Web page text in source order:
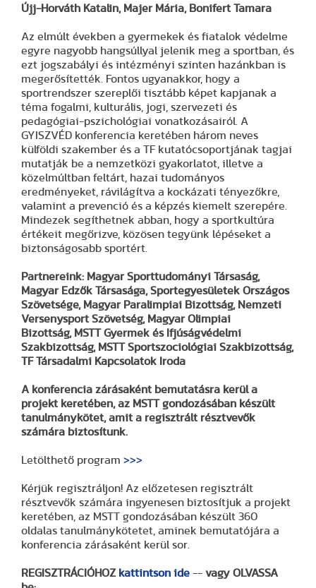
Újj-Horváth Katalin, Majer Mária, Bonifert Tamara
Az elmúlt években a gyermekek és fiatalok védelme
egyre nagyobb hangsúllyal jelenik meg a sportban, és
ezt jogszabályi és intézményi szinten hazánkban is
megerősítették. Fontos ugyanakkor, hogy a
sportrendszer szereplői tisztább képet kapjanak a
téma fogalmi, kulturális, jogi, szervezeti és
pedagógiai-pszichológiai vonatkozásairól. A
GYISZVÉD konferencia keretében három neves
külföldi szakember és a TF kutatócsoportjának tagjai
mutatják be a nemzetközi gyakorlatot, illetve a
közelmúltban feltárt, hazai tudományos
eredményeket, rávilágítva a kockázati tényezőkre,
valamint a prevenció és a képzés kiemelt szerepére.
Mindezek segíthetnek abban, hogy a sportkultúra
értékeit megőrizve, közösen tegyünk lépéseket a
biztonságosabb sportért.
Partnereink: Magyar Sporttudományi Társaság,
Magyar Edzők Társasága, Sportegyesületek Országos
Szövetsége, Magyar Paralimpiai Bizottság, Nemzeti
Versenysport Szövetség, Magyar Olimpiai
Bizottság, MSTT Gyermek és Ifjúságvédelmi
Szakbizottság, MSTT Sportszociológiai Szakbizottság,
TF Társadalmi Kapcsolatok Iroda
A konferencia zárásaként bemutatásra kerül a
projekt keretében, az MSTT gondozásában készült
tanulmánykötet, amit a regisztrált résztvevők
számára biztosítunk.
Letölthető program >>>
Kérjük regisztráljon! Az előzetesen regisztrált
résztvevők számára ingyenesen biztosítjuk a projekt
keretében, az MSTT gondozásában készült 360
oldalas tanulmánykötetet, aminek bemutatójára a
konferencia zárásaként kerül sor.
REGISZTRÁCIÓHOZ kattintson ide -- vagy OLVASSA